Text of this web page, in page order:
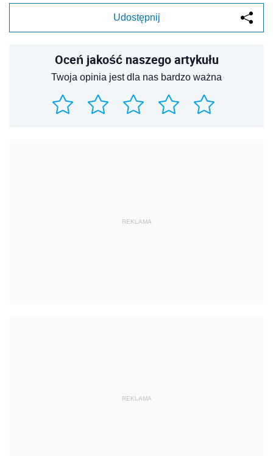
Udostępnij
Oceń jakość naszego artykułu
Twoja opinia jest dla nas bardzo ważna
REKLAMA
REKLAMA